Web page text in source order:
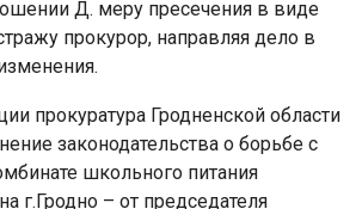
Д. меру пресечения в виде
прокурор, направляя дело в
прокуратура Гродненской области
законодательства о борьбе с
школьного питания
г.Гродно – от председателя